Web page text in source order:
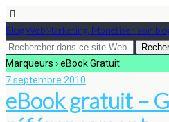
Blog WebMarketing, Monétiser son
Marqueurs › eBook Gratuit
7 septembre 2010
eBook gratuit –